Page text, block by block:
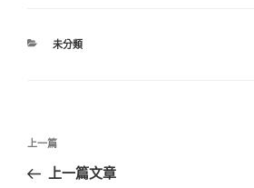
分
未分類
文
上
一
上一篇
上一篇文章